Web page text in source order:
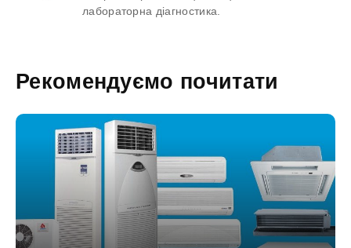
лабораторна діагностика.
Рекомендуємо почитати